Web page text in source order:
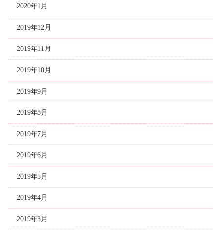
2020年1月
2019年12月
2019年11月
2019年10月
2019年9月
2019年8月
2019年7月
2019年6月
2019年5月
2019年4月
2019年3月